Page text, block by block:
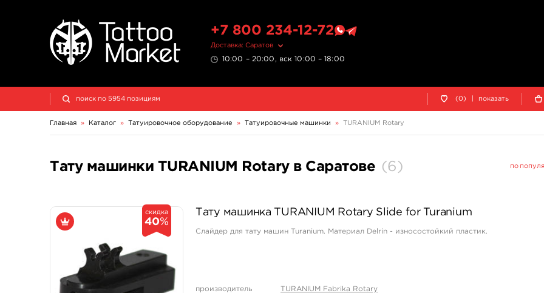
+7 800 234-12-72
Доставка: Саратов
10:00 – 20:00, вск 10:00 – 18:00
(0) показать
Главная » Каталог » Татуировочное оборудование » Татуировочные машинки » TURANIUM Rotary
по
Тату машинки TURANIUM Rotary в Саратове (6 )
скидка
40%
Тату машинка TURANIUM Rotary Slide for Turanium
Слайдер для тату машин Turanium. Материал Delrin - износостойкий пластик.
производитель TURANIUM Fabrika Rotary